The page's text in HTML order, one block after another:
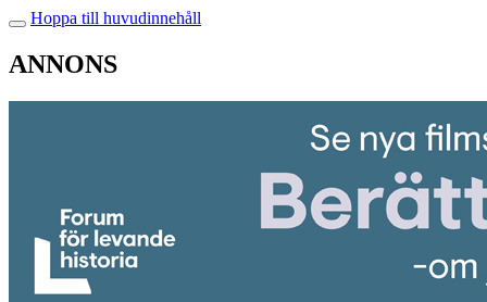
Hoppa till huvudinnehåll
ANNONS